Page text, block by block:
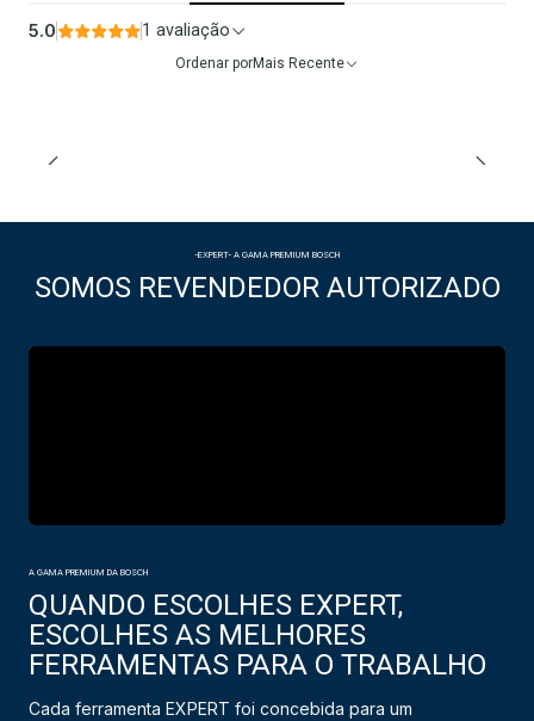
5.0 1 avaliação
Ordenar porMais Recente
-EXPERT- A GAMA PREMIUM BOSCH
SOMOS REVENDEDOR AUTORIZADO
A GAMA PREMIUM DA BOSCH
QUANDO ESCOLHES EXPERT,
ESCOLHES AS MELHORES
FERRAMENTAS PARA O TRABALHO
Cada ferramenta EXPERT foi concebida para um